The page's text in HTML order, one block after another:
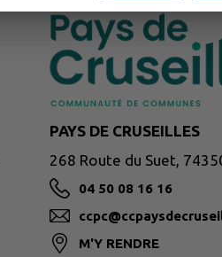
PAYS DE CRUSEILLES
268 Route du Suet,
04 50 08 16 16
M'Y RENDRE